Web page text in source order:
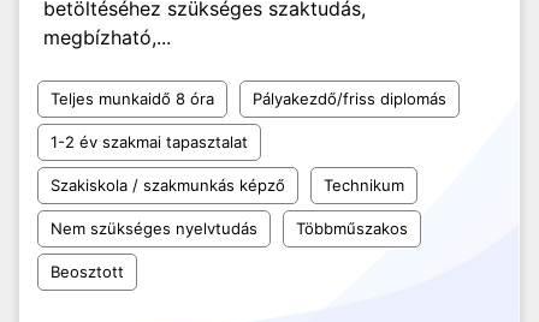
betöltéséhez szükséges szaktudás,
megbízható,...
Teljes munkaidő 8 óra Pályakezdő/friss diplomás
1-2 év szakmai tapasztalat
Szakiskola / szakmunkás képző Technikum
Nem szükséges nyelvtudás Többműszakos
Beosztott